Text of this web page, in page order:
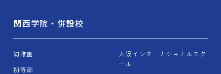
関西学院・併設校
幼稚園
初等部
大阪インターナショナルスク
ール